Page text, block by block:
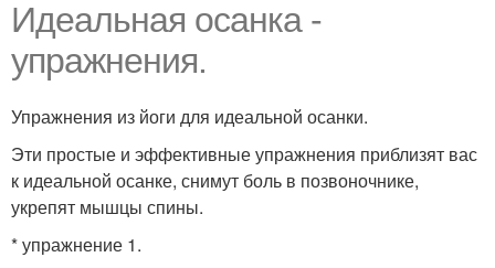
Идеальная осанка -
упражнения.
Упражнения из йоги для идеальной осанки.
Эти простые и эффективные упражнения приблизят вас
к идеальной осанке, снимут боль в позвоночнике,
укрепят мышцы спины.
* упражнение 1.